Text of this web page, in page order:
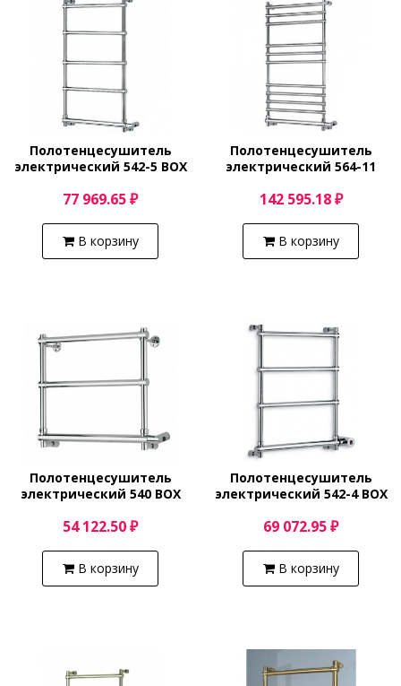
Полотенцесушитель
электрический 542-5 BOX
5423705CRB
77 969.65 ₽
В корзину
Полотенцесушитель
электрический 564-11
5644711CRNB
142 595.18 ₽
В корзину
Полотенцесушитель
электрический 540 BOX
5404703CRNB
54 122.50 ₽
В корзину
Полотенцесушитель
электрический 542-4 BOX
5424704CRNB
69 072.95 ₽
В корзину